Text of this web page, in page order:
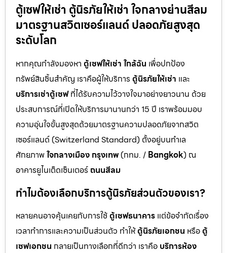
ตู้เซฟให้เช่า ตู้นิรภัยให้เช่า ใจกลางย่านสีลม
มาตรฐานสวิตเซอร์แลนด์ ปลอดภัยสูงสุด
ระดับโลก
หากคุณกำลังมองหา ตู้เซฟให้เช่า ใกล้ฉัน เพื่อปกป้อง
ทรัพย์สินชิ้นสำคัญ เราคือผู้ให้บริการ ตู้นิรภัยให้เช่า และ
บริการเช่าตู้เซฟที่ได้รับความไว้วางใจมาอย่างยาวนาน ด้วย
ประสบการณ์ที่เปิดให้บริการมานานกว่า 15 ปี เราพร้อมมอบ
ความอุ่นใจขั้นสูงสุดด้วยมาตรฐานความปลอดภัยจากสวิต
เซอร์แลนด์ (Switzerland Standard) ตั้งอยู่บนทำเล
ศักยภาพใจกลางเมือง กรุงเทพ(กทม. / Bangkok) ณ
อาคารยูไนเต็ดเซ็นเตอร์ ถนนสีลม
ทำไมต้องเลือกบริการตู้นิรภัยส่วนตัวของเรา?
หลายคนอาจคุ้นเคยกับการใช้ ตู้เซฟธนาคาร แต่ข้อจำกัดเรื่อง
เวลาทำการและความเป็นส่วนตัว ทำให้ตู้นิรภัยเอกชน หรือ ตู้
เซฟเอกชน กลายเป็นทางเลือกที่ดีกว่า เราคือ บริการห้อง